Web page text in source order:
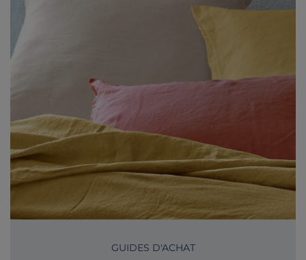
GUIDES D'ACHAT